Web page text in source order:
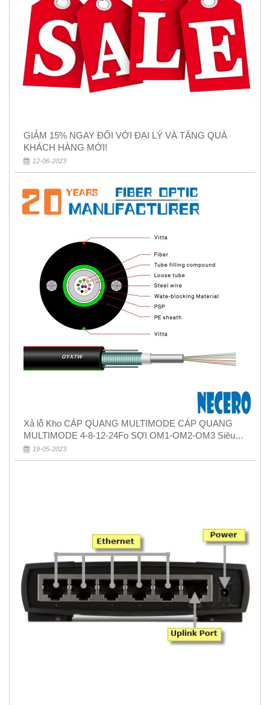
GIẢM 15% NGAY ĐỐI VỚI ĐẠI LÝ VÀ TẶNG QUÀ
KHÁCH HÀNG MỚI!
12-06-2023
Xả lỗ Kho CÁP QUANG MULTIMODE CÁP QUANG
MULTIMODE 4-8-12-24Fo SỢI OM1-OM2-OM3 Siêu
Rẻ 5k
19-05-2023